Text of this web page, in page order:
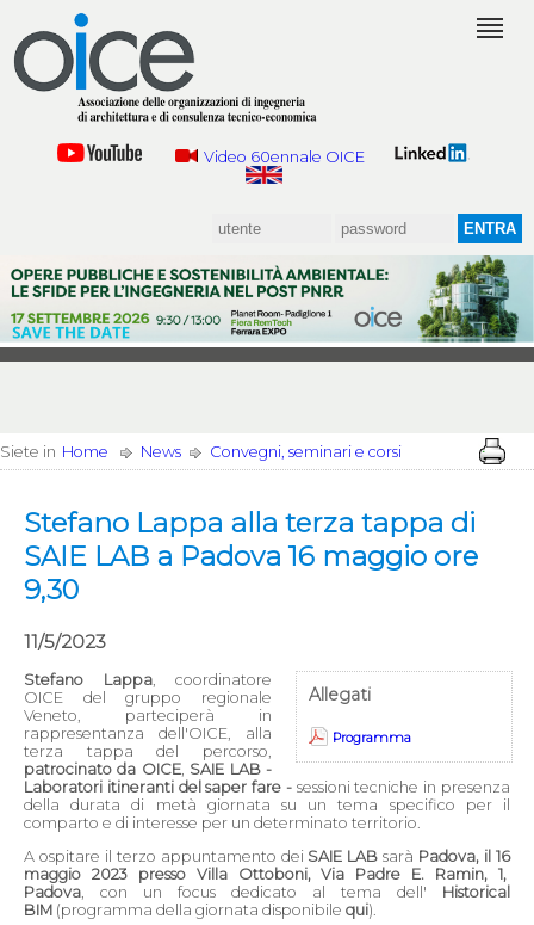
Video 60ennale OICE
Siete in Home News Convegni, seminari e corsi
Stefano Lappa alla terza tappa di
SAIE LAB a Padova 16 maggio ore
9,30
11/5/2023
Allegati
Programma
Stefano Lappa, coordinatore
OICE del gruppo regionale
Veneto, parteciperà in
rappresentanza dell'OICE, alla
terza tappa del percorso,
patrocinato da OICE, SAIE LAB -
Laboratori itineranti del saper fare -sessioni tecniche in presenza
della durata di metà giornata su un tema specifico per il
comparto e di interesse per un determinato territorio.
A ospitare il terzo appuntamento dei SAIE LAB sarà Padova, il 16
maggio 2023 presso Villa Ottoboni, Via Padre E. Ramin, 1,
Padova , con un focus dedicato al tema dell' Historical
BIM (programma della giornata disponibile qui).